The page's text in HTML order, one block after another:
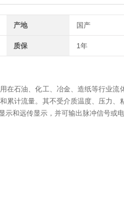
产地 国产
质保 1年
在石油、化工、冶金、造纸等行业流
计流量。其不受介质温度、压力、
和远传显示，并可输出脉冲信号或